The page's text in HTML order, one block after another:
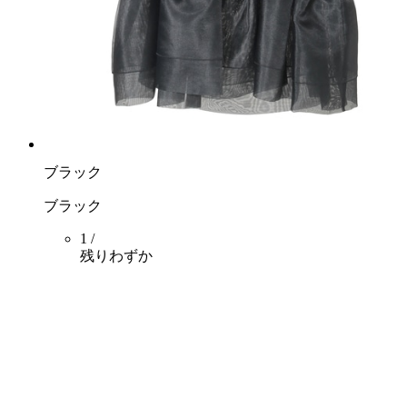
ブラック
ブラック
1 /
残りわずか